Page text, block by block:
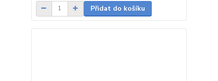
Přidat do košíku